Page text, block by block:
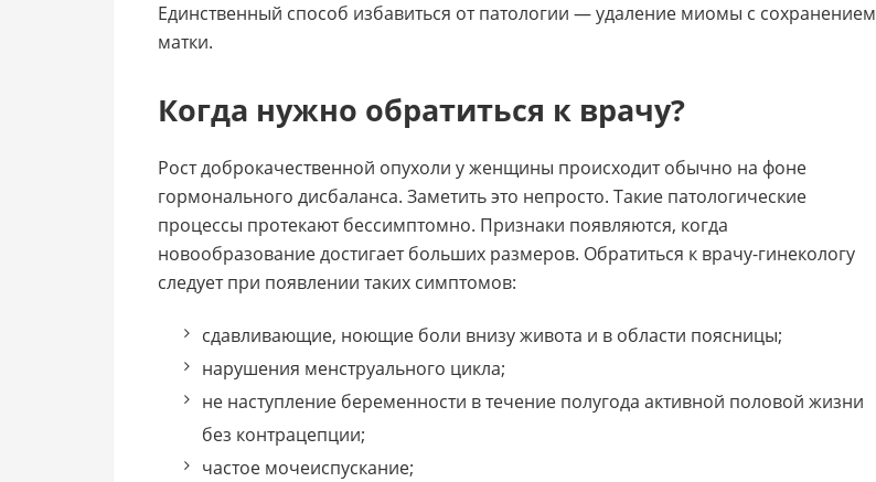
Единственный способ избавиться от патологии — удаление миомы с сохранением
матки.
Когда нужно обратиться к врачу?
Рост доброкачественной опухоли у женщины происходит обычно на фоне
гормонального дисбаланса. Заметить это непросто. Такие патологические
процессы протекают бессимптомно. Признаки появляются, когда
новообразование достигает больших размеров. Обратиться к врачу-гинекологу
следует при появлении таких симптомов:
сдавливающие, ноющие боли внизу живота и в области поясницы;
нарушения менструального цикла;
не наступление беременности в течение полугода активной половой жизни
без контрацепции;
частое мочеиспускание;